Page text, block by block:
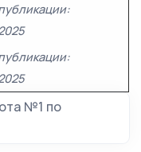
№1 по